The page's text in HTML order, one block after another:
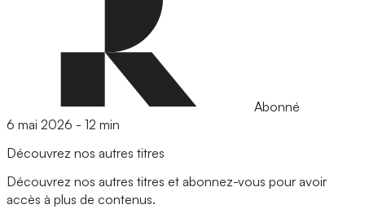
Abonné
6 mai 2026 - 12 min
Découvrez nos autres titres
Découvrez nos autres titres et abonnez-vous pour avoir
accès à plus de contenus.